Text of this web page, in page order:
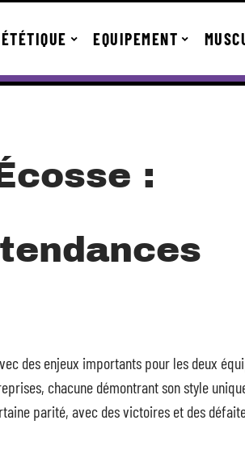
EQUIPEMENT
:
des enjeux importants pour les deux
chacune démontrant son style
parité, avec des victoires et des